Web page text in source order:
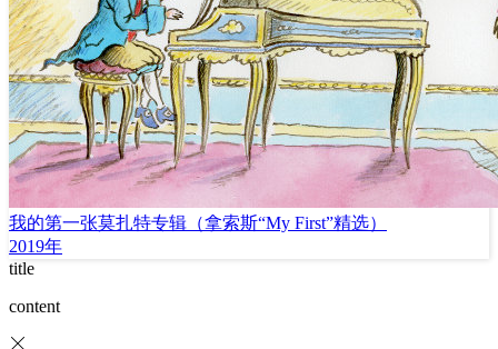
我的第一张莫扎特专辑（拿索斯“My First”精选）
2019年
title
content